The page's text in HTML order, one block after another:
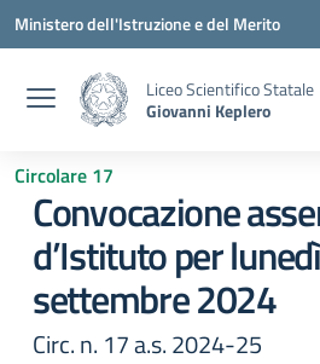
Vai ai contenuti
Vai al menu di navigazione
Vai al footer
Ministero dell'Istruzione e del Merito
Liceo Scientifico Statale
Giovanni Keplero
Circolare 17
Convocazione
d’Istituto per
settembre 2024
Circ. n. 17 a.s. 2024-25